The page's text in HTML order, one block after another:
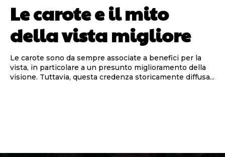
Le carote e il mito
della vista migliore
Le carote sono da sempre associate a benefici per la
vista, in particolare a un presunto miglioramento della
visione. Tuttavia, questa credenza storicamente diffusa...